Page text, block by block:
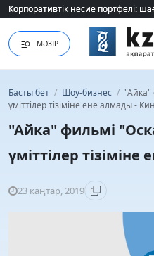
Корпоративтік несие портфелі:
Корпоративтік несие портфелі:
МӘЗІР
Басты бет / Шоу-бизнес / "Айка"
үміттілер тізіміне ене алмады -
"Айка" фильмі
үміттілер
23 қаңтар, 2019